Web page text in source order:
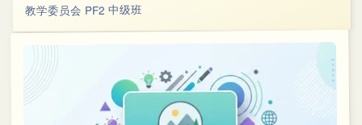
教学委员会 PF2 中级班